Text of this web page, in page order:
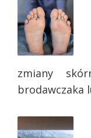
zmiany
brodawczaka